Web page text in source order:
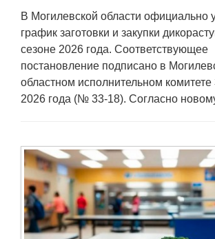
В Могилевской области официально
график заготовки и закупки
сезоне 2026 года. Соответствующее
постановление подписано в
областном исполнительном комитете
2026 года (№ 33-18). Согласно